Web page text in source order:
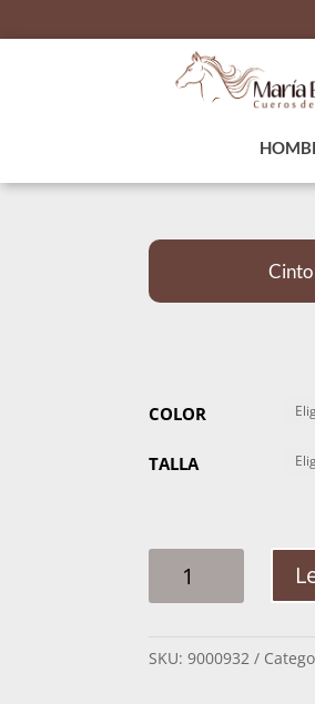
COLOR
TALLA
HOMBRE
PETATILLO
SKU:9000932